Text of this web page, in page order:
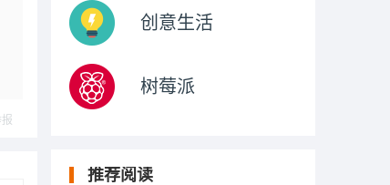
创意生活
树莓派
推荐阅读